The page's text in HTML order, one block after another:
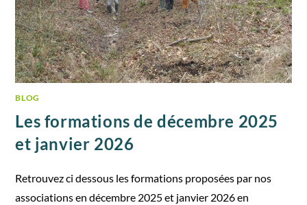
BLOG
Les formations de décembre 2025
et janvier 2026
Retrouvez ci dessous les formations proposées par nos
associations en décembre 2025 et janvier 2026 en